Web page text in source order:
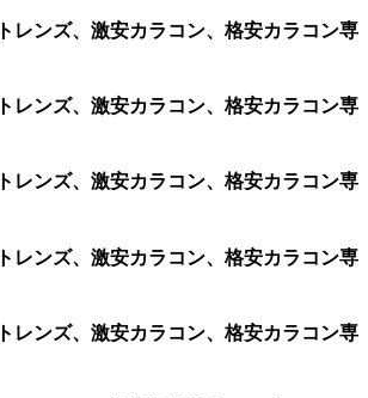
レンズ、激安カラコン、格安カラコン専
レンズ、激安カラコン、格安カラコン専
レンズ、激安カラコン、格安カラコン専
レンズ、激安カラコン、格安カラコン専
レンズ、激安カラコン、格安カラコン専